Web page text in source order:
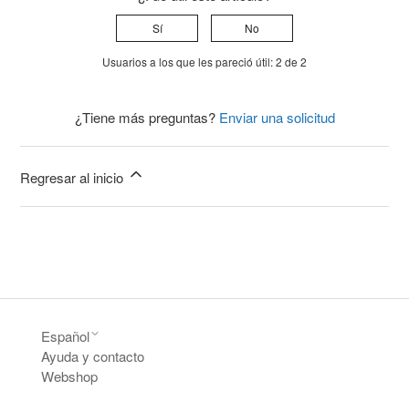
Sí No
Usuarios a los que les pareció útil: 2 de 2
¿Tiene más preguntas? Enviar una solicitud
Regresar al inicio
Español
Ayuda y contacto
Webshop